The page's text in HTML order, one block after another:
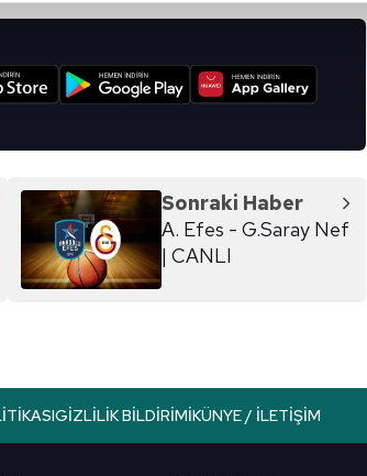
İnternet Sitemizde kendimize ve üçüncü
işlenmekte olup gerekli olan çerezler bilgi
sitemizin daha işlevsel kılınması ve
amaçlarıyla sınırlı olarak açık rızanız
Metnimiziziyaret edebilirsiniz.
Kanunu uyarınca hazırlanmış Aydınlatma
ilgili bilgi almak için lütfen
Sonraki Haber
A. Efes - G.Saray Nef
| CANLI
GIZLILIK BILDIRIMIKÜNYE / İLETIŞIM